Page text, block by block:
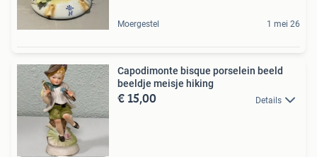
Moergestel 1 mei 26
Capodimonte bisque porselein beeld
beeldje meisje hiking
€ 15,00 Details